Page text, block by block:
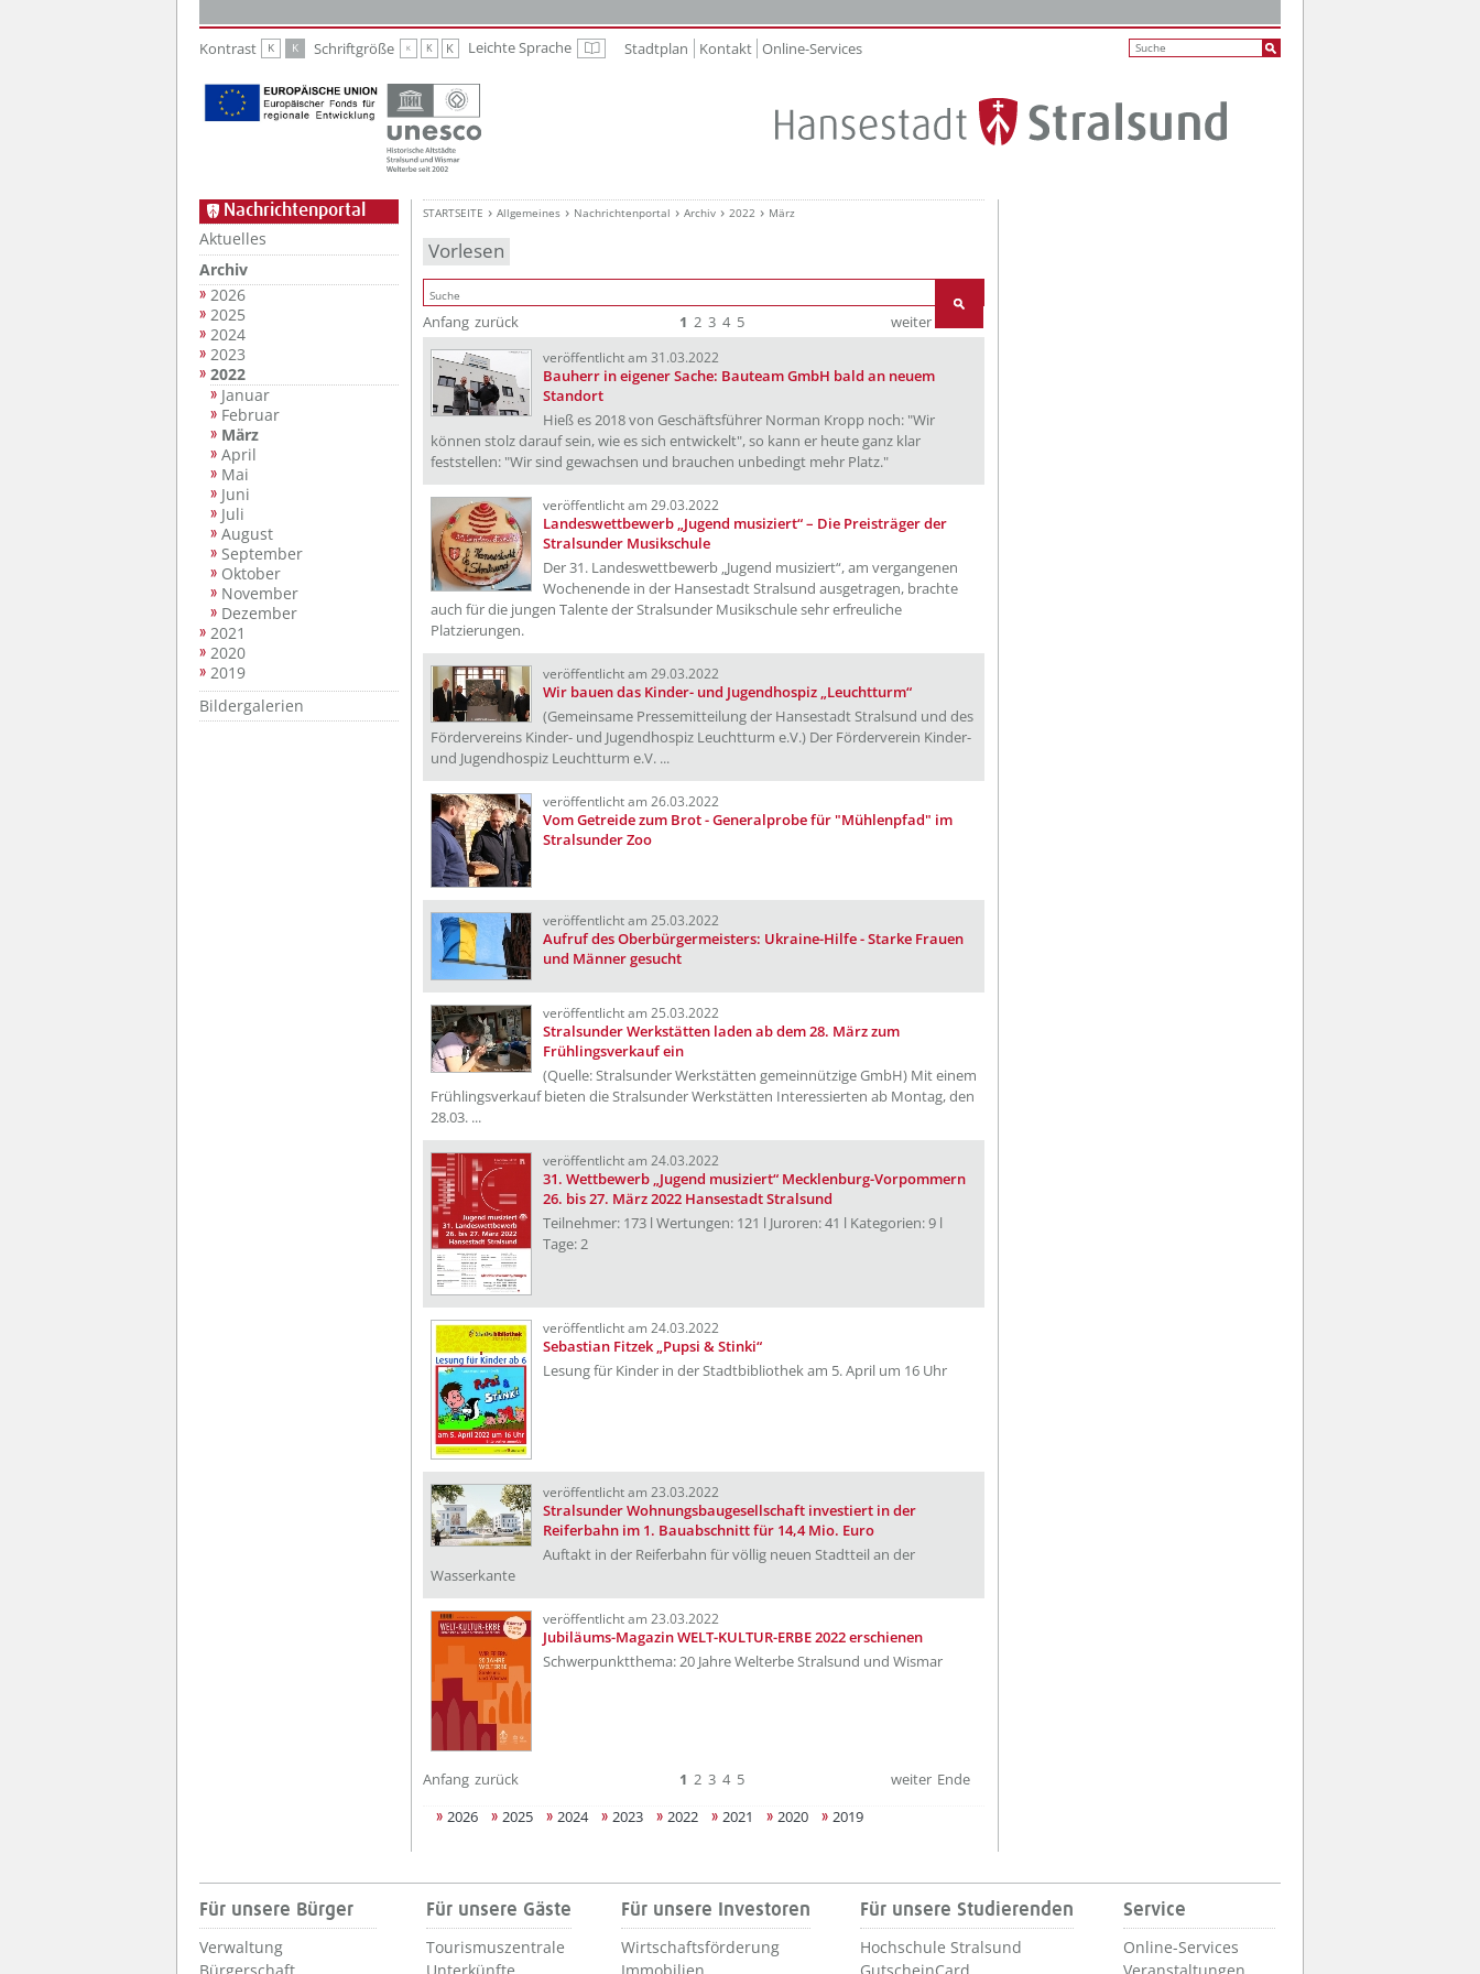
Kontrast K K Schriftgröße K K K Leichte Sprache Leichte Sprache
Stadtplan Kontakt Online-Services
Nachrichtenportal
Aktuelles
Archiv
2026
2025
2024
2023
2022
Januar
Februar
März
April
Mai
Juni
Juli
August
September
Oktober
November
Dezember
2021
2020
2019
Bildergalerien
STARTSEITE Allgemeines Nachrichtenportal Archiv 2022 März
Vorlesen
Anfang zurück 1 2 3 4 5 weiter
veröffentlicht am 31.03.2022
Bauherr in eigener Sache: Bauteam GmbH bald an neuem
Standort
Hieß es 2018 von Geschäftsführer Norman Kropp noch: "Wir
können stolz darauf sein, wie es sich entwickelt", so kann er heute ganz klar
feststellen: "Wir sind gewachsen und brauchen unbedingt mehr Platz."
veröffentlicht am 29.03.2022
Landeswettbewerb „Jugend musiziert“ – Die Preisträger der
Stralsunder Musikschule
Der 31. Landeswettbewerb „Jugend musiziert“, am vergangenen
Wochenende in der Hansestadt Stralsund ausgetragen, brachte
auch für die jungen Talente der Stralsunder Musikschule sehr erfreuliche
Platzierungen.
veröffentlicht am 29.03.2022
Wir bauen das Kinder- und Jugendhospiz „Leuchtturm“
(Gemeinsame Pressemitteilung der Hansestadt Stralsund und des
Fördervereins Kinder- und Jugendhospiz Leuchtturm e.V.) Der Förderverein Kinder-
und Jugendhospiz Leuchtturm e.V. ...
veröffentlicht am 26.03.2022
Vom Getreide zum Brot - Generalprobe für "Mühlenpfad" im
Stralsunder Zoo
veröffentlicht am 25.03.2022
Aufruf des Oberbürgermeisters: Ukraine-Hilfe - Starke Frauen
und Männer gesucht
veröffentlicht am 25.03.2022
Stralsunder Werkstätten laden ab dem 28. März zum
Frühlingsverkauf ein
(Quelle: Stralsunder Werkstätten gemeinnützige GmbH) Mit einem
Frühlingsverkauf bieten die Stralsunder Werkstätten Interessierten ab Montag, den
28.03. ...
veröffentlicht am 24.03.2022
31. Wettbewerb „Jugend musiziert“ Mecklenburg-Vorpommern
26. bis 27. März 2022 Hansestadt Stralsund
Teilnehmer: 173 l Wertungen: 121 l Juroren: 41 l Kategorien: 9 l
Tage: 2
veröffentlicht am 24.03.2022
Sebastian Fitzek „Pupsi & Stinki“
Lesung für Kinder in der Stadtbibliothek am 5. April um 16 Uhr
veröffentlicht am 23.03.2022
Stralsunder Wohnungsbaugesellschaft investiert in der
Reiferbahn im 1. Bauabschnitt für 14,4 Mio. Euro
Auftakt in der Reiferbahn für völlig neuen Stadtteil an der
Wasserkante
veröffentlicht am 23.03.2022
Jubiläums-Magazin WELT-KULTUR-ERBE 2022 erschienen
Schwerpunktthema: 20 Jahre Welterbe Stralsund und Wismar
Anfang zurück 1 2 3 4 5 weiter Ende
2026
2025 2024 2023 2022 2021 2020 2019
Für unsere Bürger
Verwaltung
Für unsere Gäste
Tourismuszentrale
Für unsere Investoren
Wirtschaftsförderung
Für unsere Studierenden
Hochschule Stralsund
Service
Online-Services